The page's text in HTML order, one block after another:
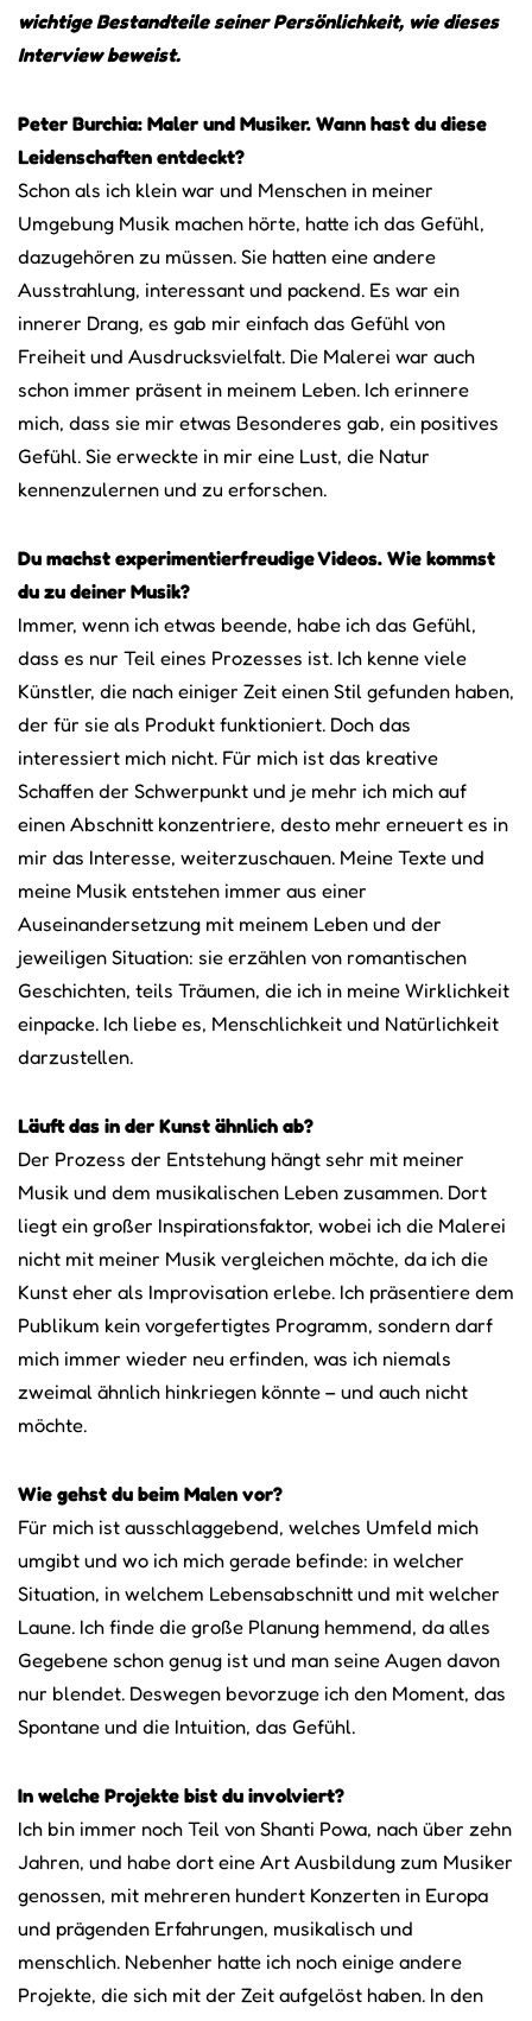
wichtige Bestandteile seiner Persönlichkeit, wie dieses
Interview beweist.
Peter Burchia: Maler und Musiker. Wann hast du diese
Leidenschaften entdeckt?
Schon als ich klein war und Menschen in meiner
Umgebung Musik machen hörte, hatte ich das Gefühl,
dazugehören zu müssen. Sie hatten eine andere
Ausstrahlung, interessant und packend. Es war ein
innerer Drang, es gab mir einfach das Gefühl von
Freiheit und Ausdrucksvielfalt. Die Malerei war auch
schon immer präsent in meinem Leben. Ich erinnere
mich, dass sie mir etwas Besonderes gab, ein positives
Gefühl. Sie erweckte in mir eine Lust, die Natur
kennenzulernen und zu erforschen.
Du machst experimentierfreudige Videos. Wie kommst
du zu deiner Musik?
Immer, wenn ich etwas beende, habe ich das Gefühl,
dass es nur Teil eines Prozesses ist. Ich kenne viele
Künstler, die nach einiger Zeit einen Stil gefunden haben,
der für sie als Produkt funktioniert. Doch das
interessiert mich nicht. Für mich ist das kreative
Schaffen der Schwerpunkt und je mehr ich mich auf
einen Abschnitt konzentriere, desto mehr erneuert es in
mir das Interesse, weiterzuschauen. Meine Texte und
meine Musik entstehen immer aus einer
Auseinandersetzung mit meinem Leben und der
jeweiligen Situation: sie erzählen von romantischen
Geschichten, teils Träumen, die ich in meine Wirklichkeit
einpacke. Ich liebe es, Menschlichkeit und Natürlichkeit
darzustellen.
Läuft das in der Kunst ähnlich ab?
Der Prozess der Entstehung hängt sehr mit meiner
Musik und dem musikalischen Leben zusammen. Dort
liegt ein großer Inspirationsfaktor, wobei ich die Malerei
nicht mit meiner Musik vergleichen möchte, da ich die
Kunst eher als Improvisation erlebe. Ich präsentiere dem
Publikum kein vorgefertigtes Programm, sondern darf
mich immer wieder neu erfinden, was ich niemals
zweimal ähnlich hinkriegen könnte – und auch nicht
möchte.
Wie gehst du beim Malen vor?
Für mich ist ausschlaggebend, welches Umfeld mich
umgibt und wo ich mich gerade befinde: in welcher
Situation, in welchem Lebensabschnitt und mit welcher
Laune. Ich finde die große Planung hemmend, da alles
Gegebene schon genug ist und man seine Augen davon
nur blendet. Deswegen bevorzuge ich den Moment, das
Spontane und die Intuition, das Gefühl.
In welche Projekte bist du involviert?
Ich bin immer noch Teil von Shanti Powa, nach über zehn
Jahren, und habe dort eine Art Ausbildung zum Musiker
genossen, mit mehreren hundert Konzerten in Europa
und prägenden Erfahrungen, musikalisch und
menschlich. Nebenher hatte ich noch einige andere
Projekte, die sich mit der Zeit aufgelöst haben. In den